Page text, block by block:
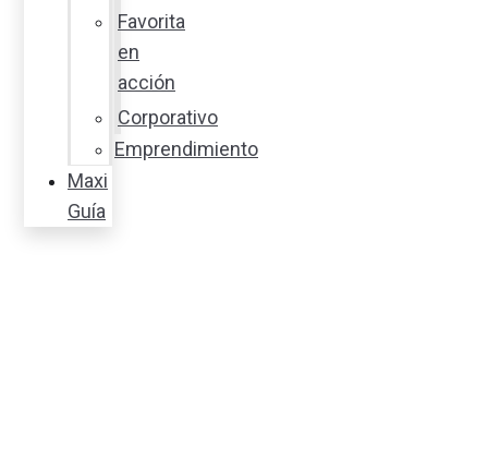
Favorita
en
acción
Corporativo
Emprendimiento
Maxi
Guía